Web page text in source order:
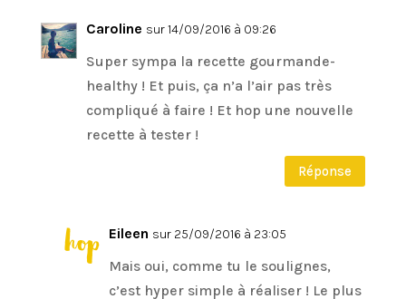
Caroline sur 14/09/2016 à 09:26
Super sympa la recette gourmande-
healthy ! Et puis, ça n’a l’air pas très
compliqué à faire ! Et hop une nouvelle
recette à tester !
Réponse
Eileen sur 25/09/2016 à 23:05
Mais oui, comme tu le soulignes,
c’est hyper simple à réaliser ! Le plus